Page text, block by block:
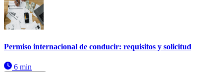
Permiso internacional de conducir: requisitos y solicitud
6 min